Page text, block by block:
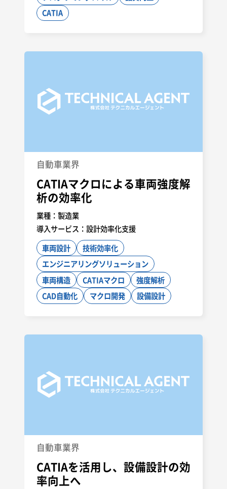
CATIA
自動車業界
CATIAマクロによる車両強度解
析の効率化
業種： 製造業
導入サービス： 設計効率化支援
車両設計
技術効率化
エンジニアリングソリューション
車両構造
CATIAマクロ
強度解析
CAD自動化
マクロ開発 設備設計
自動車業界
CATIAを活用し、設備設計の効
率向上へ